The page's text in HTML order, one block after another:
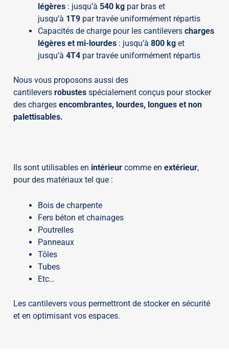
légères : jusqu’à 540 kg par bras et
jusqu’à 1T9 par travée uniformément répartis
Capacités de charge pour les cantilevers charges
légères et mi-lourdes : jusqu’à 800 kg et
jusqu’à 4T4 par travée uniformément répartis
Nous vous proposons aussi des
cantilevers robustes spécialement conçus pour stocker
des charges encombrantes, lourdes, longues et non
palettisables.
Ils sont utilisables en intérieur comme en extérieur,
pour des matériaux tel que :
Bois de charpente
Fers béton et chainages
Poutrelles
Panneaux
Tôles
Tubes
Etc…
Les cantilevers vous permettront de stocker en sécurité
et en optimisant vos espaces.